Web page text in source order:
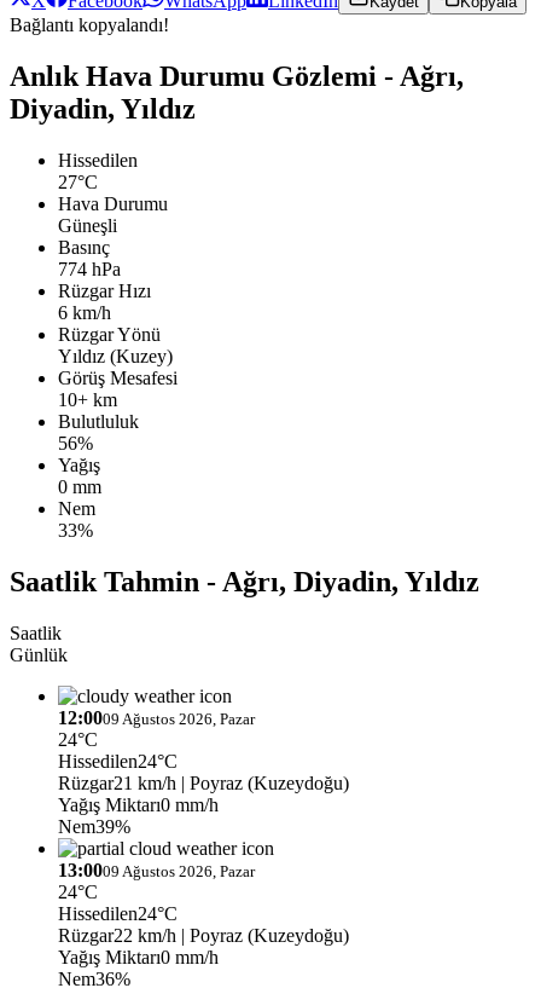
Bağlantı kopyalandı!
Anlık Hava Durumu Gözlemi - Ağrı,
Diyadin, Yıldız
Hissedilen
27°C
Hava Durumu
Güneşli
Basınç
774 hPa
Rüzgar Hızı
6 km/h
Rüzgar Yönü
Yıldız (Kuzey)
Görüş Mesafesi
10+ km
Bulutluluk
56%
Yağış
0 mm
Nem
33%
Saatlik Tahmin - Ağrı, Diyadin, Yıldız
Saatlik
Günlük
12:0009 Ağustos 2026, Pazar
24°C
Hissedilen24°C
Rüzgar21 km/h | Poyraz (Kuzeydoğu)
Yağış Miktarı0 mm/h
Nem39%
13:0009 Ağustos 2026, Pazar
24°C
Hissedilen24°C
Rüzgar22 km/h | Poyraz (Kuzeydoğu)
Yağış Miktarı0 mm/h
Nem36%